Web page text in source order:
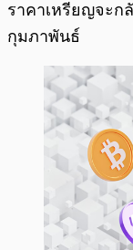
ราคาเหรียญจะก
กุมภาพันธ์